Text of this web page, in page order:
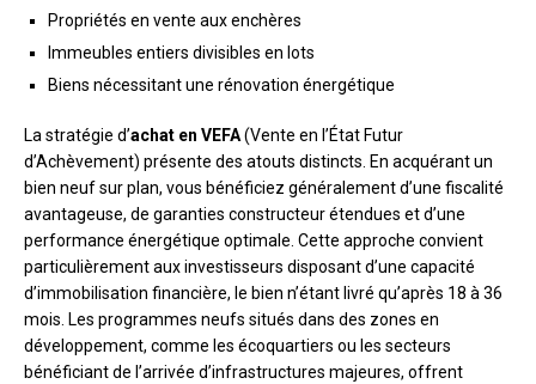
Propriétés en vente aux enchères
Immeubles entiers divisibles en lots
Biens nécessitant une rénovation énergétique
La stratégie d’achat en VEFA(Vente en l’État Futur
d’Achèvement) présente des atouts distincts. En acquérant un
bien neuf sur plan, vous bénéficiez généralement d’une fiscalité
avantageuse, de garanties constructeur étendues et d’une
performance énergétique optimale. Cette approche convient
particulièrement aux investisseurs disposant d’une capacité
d’immobilisation financière, le bien n’étant livré qu’après 18 à 36
mois. Les programmes neufs situés dans des zones en
développement, comme les écoquartiers ou les secteurs
bénéficiant de l’arrivée d’infrastructures majeures, offrent